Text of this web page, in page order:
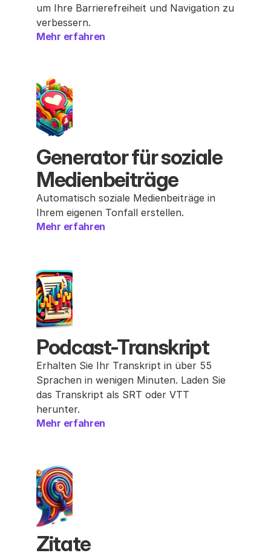
um Ihre Barrierefreiheit und Navigation zu
verbessern.
Mehr erfahren
Generator für soziale
Medienbeiträge
Automatisch soziale Medienbeiträge in
Ihrem eigenen Tonfall erstellen.
Mehr erfahren
Podcast-Transkript
Erhalten Sie Ihr Transkript in über 55
Sprachen in wenigen Minuten. Laden Sie
das Transkript als SRT oder VTT
herunter.
Mehr erfahren
Zitate